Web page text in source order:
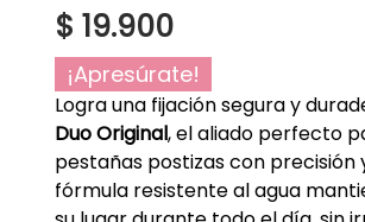
$ 19.900
¡Apresúrate!
Logra una fijación segura y
Duo Original, el aliado perfecto
pestañas postizas con precisión
fórmula resistente al agua